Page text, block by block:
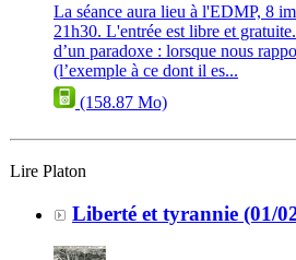
La séance aura lieu à l'EDMP, 8
21h30. L'entrée est libre et
d’un paradoxe : lorsque nous
(l’exemple à ce dont il es...
(158.87 Mo)
Lire Platon
Liberté et tyrannie (01/